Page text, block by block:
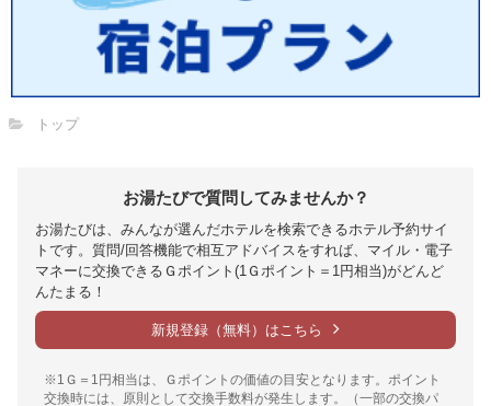
トップ
お湯たびで質問してみませんか？
お湯たびは、みんなが選んだホテルを検索できるホテル予約サイ
トです。質問/回答機能で相互アドバイスをすれば、マイル・電子
マネーに交換できるＧポイント(1Ｇポイント＝1円相当)がどんど
んたまる！
新規登録（無料）はこちら
※1Ｇ＝1円相当は、Ｇポイントの価値の目安となります。ポイント
交換時には、原則として交換手数料が発生します。（一部の交換パ